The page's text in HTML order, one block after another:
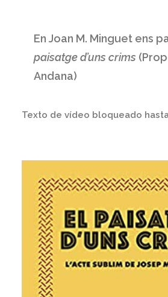
En Joan M. Minguet ens
paisatge d’uns crims
Andana)
Texto de vídeo bloqueado